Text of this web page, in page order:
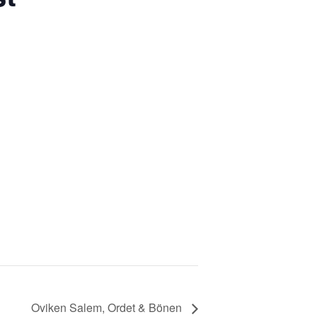
Oviken Salem, Ordet & Bönen